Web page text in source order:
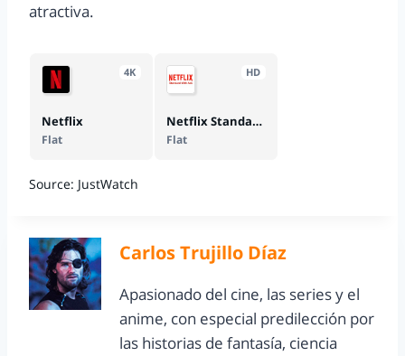
atractiva.
4K
Netflix
Flat
HD
Netflix Standard with Ads
Flat
Source: JustWatch
Carlos Trujillo Díaz
Apasionado del cine, las series y el
anime, con especial predilección por
las historias de fantasía, ciencia